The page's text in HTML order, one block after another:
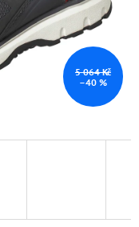
5 064 Kč
–40 %